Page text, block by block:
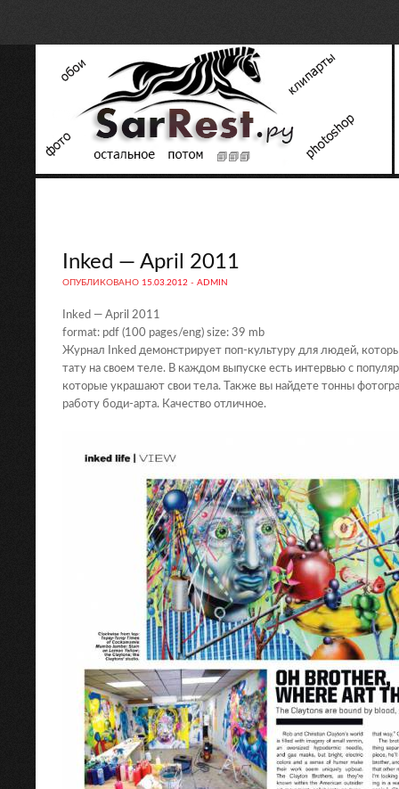
Inked — April 2011
ОПУБЛИКОВАНО 15.03.2012 - ADMIN
Inked — April 2011
format: pdf (100 pages/eng) size: 39 mb
Журнал Inked демонстрирует поп-культуру для людей,
тату на своем теле. В каждом выпуске есть интервью с
которые украшают свои тела. Также вы найдете тонны
работу боди-арта. Качество отличное.